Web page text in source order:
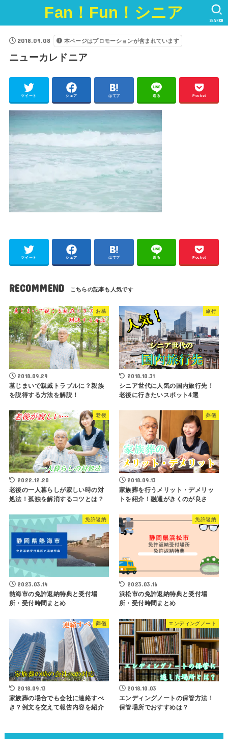
Fan！Fun！シニア SEARCH
2018.09.08 本ページはプロモーションが含まれています
ニューカレドニア
ツイート シェア はてブ 送る Pocket
ツイート シェア はてブ 送る Pocket
RECOMMEND
お墓
2018.09.29
墓じまいで親戚トラブルに？親族
を説得する方法を解説！
旅行
2018.10.31
シニア世代に人気の国内旅行先！
老後に行きたいスポット4選
老後
2022.12.20
老後の一人暮らしが寂しい時の対
処法！孤独を解消するコツとは？
葬儀
2018.09.13
家族葬を行うメリット・デメリッ
トを紹介！融通がきくのが良さ
免許返納
2023.03.14
熱海市の免許返納特典と受付場
所・受付時間まとめ
免許返納
2023.03.16
浜松市の免許返納特典と受付場
所・受付時間まとめ
葬儀
2018.09.13
家族葬の場合でも会社に連絡すべ
き？例文を交えて報告内容を紹介
エンディングノート
2018.10.03
エンディングノートの保管方法！
保管場所でおすすめは？